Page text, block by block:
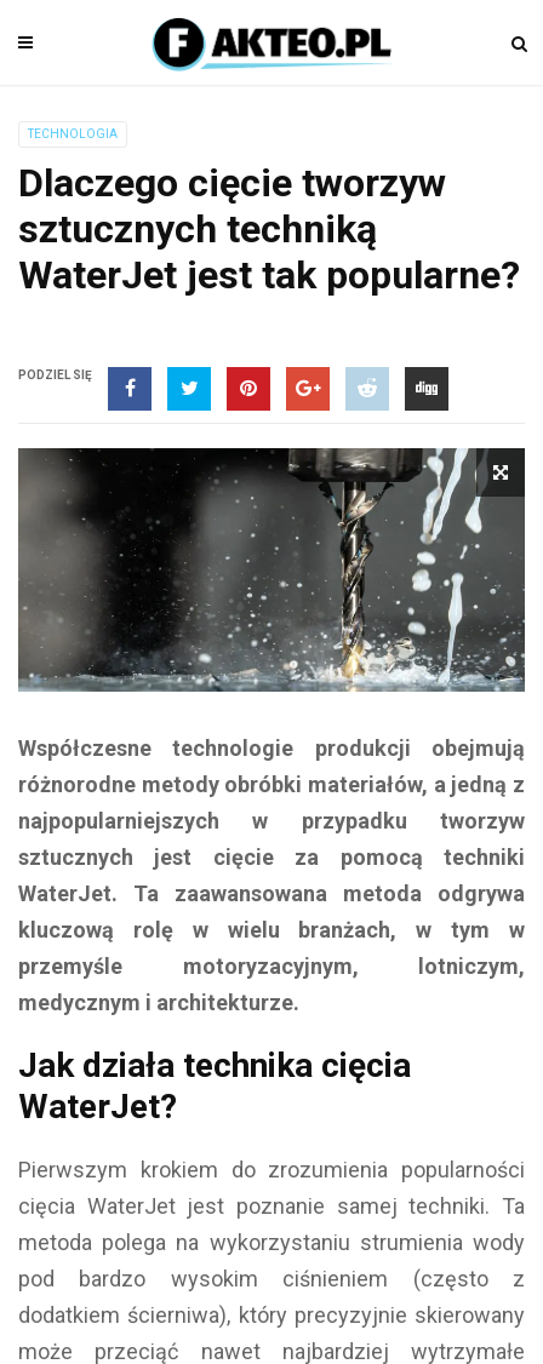
TECHNOLOGIA
Dlaczego cięcie tworzyw
sztucznych techniką
WaterJet jest tak popularne?
PODZIEL SIĘ
Współczesne technologie produkcji obejmują
różnorodne metody obróbki materiałów, a jedną z
najpopularniejszych w przypadku tworzyw
sztucznych jest cięcie za pomocą techniki
WaterJet. Ta zaawansowana metoda odgrywa
kluczową rolę w wielu branżach, w tym w
przemyśle motoryzacyjnym, lotniczym,
medycznym i architekturze.
Jak działa technika cięcia
WaterJet?
Pierwszym krokiem do zrozumienia popularności
cięcia WaterJet jest poznanie samej techniki. Ta
metoda polega na wykorzystaniu strumienia wody
pod bardzo wysokim ciśnieniem (często z
dodatkiem ścierniwa), który precyzyjnie skierowany
może przeciąć nawet najbardziej wytrzymałe